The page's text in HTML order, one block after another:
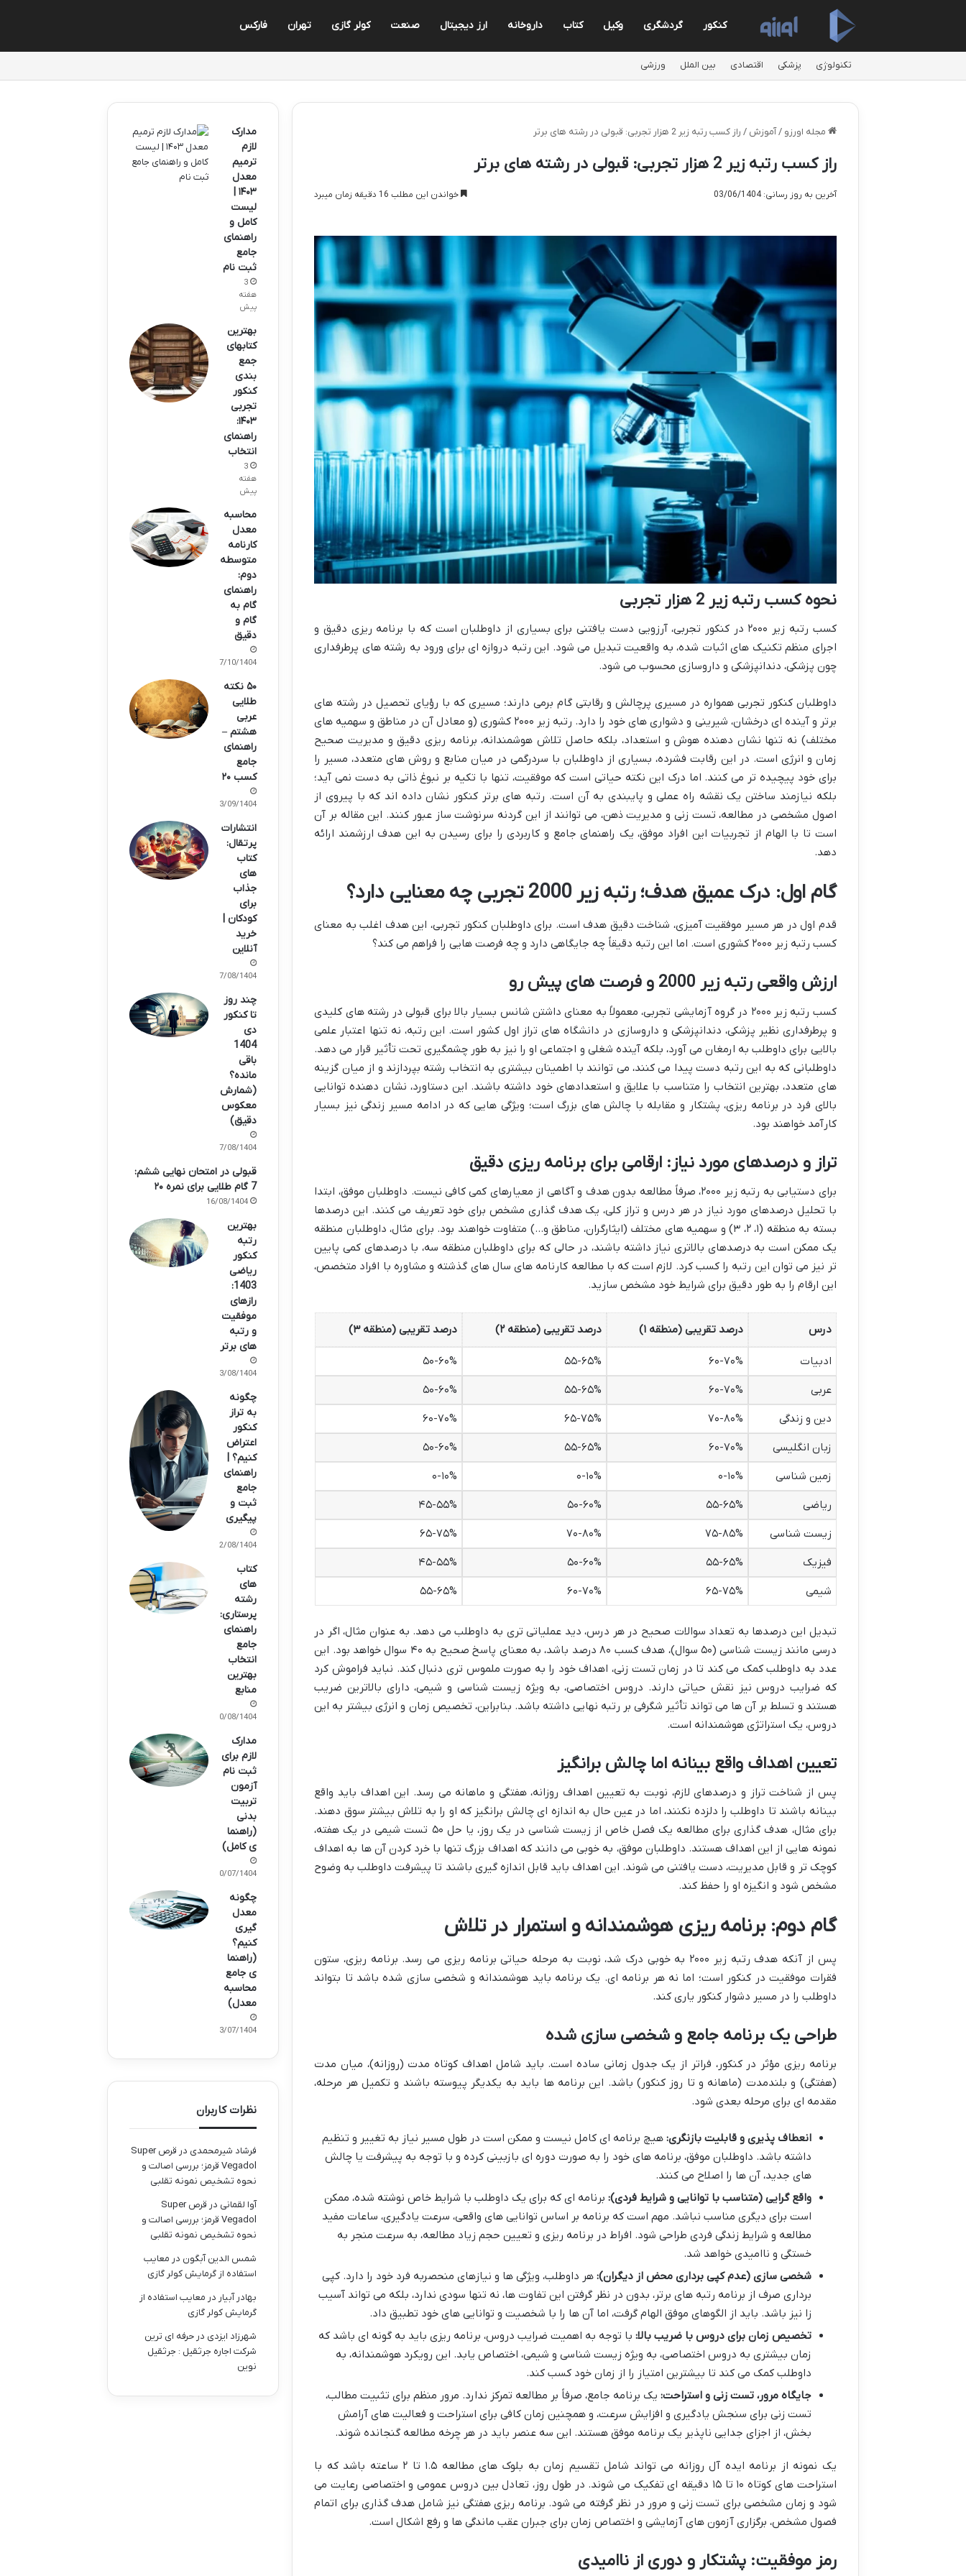
کنکور گردشگری وکیل کتاب داروخانه ارز دیجیتال صنعت کولر گازی تهران فارکس
تکنولوژی پزشکی اقتصادی بین الملل ورزشی
مجله اورزو / آموزش / راز کسب رتبه زیر 2 هزار تجربی: قبولی در رشته های برتر
راز کسب رتبه زیر 2 هزار تجربی: قبولی در رشته های برتر
آخرین به روز رسانی: 03/06/1404 خواندن این مطلب 16 دقیقه زمان میبرد
نحوه کسب رتبه زیر 2 هزار تجربی
کسب رتبه زیر ۲۰۰۰ در کنکور تجربی، آرزویی دست یافتنی برای بسیاری از داوطلبان است که با برنامه ریزی دقیق و
اجرای منظم تکنیک های اثبات شده، به واقعیت تبدیل می شود. این رتبه دروازه ای برای ورود به رشته های پرطرفداری
چون پزشکی، دندانپزشکی و داروسازی محسوب می شود.
داوطلبان کنکور تجربی همواره در مسیری پرچالش و رقابتی گام برمی دارند؛ مسیری که با رؤیای تحصیل در رشته های
برتر و آینده ای درخشان، شیرینی و دشواری های خود را دارد. رتبه زیر ۲۰۰۰ کشوری (و معادل آن در مناطق و سهمیه های
مختلف) نه تنها نشان دهنده هوش و استعداد، بلکه حاصل تلاش هوشمندانه، برنامه ریزی دقیق و مدیریت صحیح
زمان و انرژی است. در این رقابت فشرده، بسیاری از داوطلبان با سردرگمی در میان منابع و روش های متعدد، مسیر را
برای خود پیچیده تر می کنند. اما درک این نکته حیاتی است که موفقیت، تنها با تکیه بر نبوغ ذاتی به دست نمی آید؛
بلکه نیازمند ساختن یک نقشه راه عملی و پایبندی به آن است. رتبه های برتر کنکور نشان داده اند که با پیروی از
اصول مشخصی در مطالعه، تست زنی و مدیریت ذهن، می توانند از این گردنه سرنوشت ساز عبور کنند. این مقاله بر آن
است تا با الهام از تجربیات این افراد موفق، یک راهنمای جامع و کاربردی را برای رسیدن به این هدف ارزشمند ارائه
دهد.
گام اول: درک عمیق هدف؛ رتبه زیر 2000 تجربی چه معنایی دارد؟
قدم اول در هر مسیر موفقیت آمیزی، شناخت دقیق هدف است. برای داوطلبان کنکور تجربی، این هدف اغلب به معنای
کسب رتبه زیر ۲۰۰۰ کشوری است. اما این رتبه دقیقاً چه جایگاهی دارد و چه فرصت هایی را فراهم می کند؟
ارزش واقعی رتبه زیر 2000 و فرصت های پیش رو
کسب رتبه زیر ۲۰۰۰ در گروه آزمایشی تجربی، معمولاً به معنای داشتن شانس بسیار بالا برای قبولی در رشته های کلیدی
و پرطرفداری نظیر پزشکی، دندانپزشکی و داروسازی در دانشگاه های تراز اول کشور است. این رتبه، نه تنها اعتبار علمی
بالایی برای داوطلب به ارمغان می آورد، بلکه آینده شغلی و اجتماعی او را نیز به طور چشمگیری تحت تأثیر قرار می دهد.
داوطلبانی که به این رتبه دست پیدا می کنند، می توانند با اطمینان بیشتری به انتخاب رشته بپردازند و از میان گزینه
های متعدد، بهترین انتخاب را متناسب با علایق و استعدادهای خود داشته باشند. این دستاورد، نشان دهنده توانایی
بالای فرد در برنامه ریزی، پشتکار و مقابله با چالش های بزرگ است؛ ویژگی هایی که در ادامه مسیر زندگی نیز بسیار
کارآمد خواهند بود.
تراز و درصدهای مورد نیاز: ارقامی برای برنامه ریزی دقیق
برای دستیابی به رتبه زیر ۲۰۰۰، صرفاً مطالعه بدون هدف و آگاهی از معیارهای کمی کافی نیست. داوطلبان موفق، ابتدا
با تحلیل درصدهای مورد نیاز در هر درس و تراز کلی، یک هدف گذاری مشخص برای خود تعریف می کنند. این درصدها
بسته به منطقه (۱، ۲، ۳) و سهمیه های مختلف (ایثارگران، مناطق و…) متفاوت خواهند بود. برای مثال، داوطلبان منطقه
یک ممکن است به درصدهای بالاتری نیاز داشته باشند، در حالی که برای داوطلبان منطقه سه، با درصدهای کمی پایین
تر نیز می توان این رتبه را کسب کرد. لازم است که با مطالعه کارنامه های سال های گذشته و مشاوره با افراد متخصص،
این ارقام را به طور دقیق برای شرایط خود مشخص سازید.
درس درصد تقریبی (منطقه ۱) درصد تقریبی (منطقه ۲) درصد تقریبی (منطقه ۳)
ادبیات ۶۰-۷۰% ۵۵-۶۵%
۵۰-۶۰%
عربی
۶۰-۷۰% ۵۵-۶۵%
۵۰-۶۰%
دین و زندگی
۷۰-۸۰% ۶۵-۷۵%
۶۰-۷۰%
زبان انگلیسی
۶۰-۷۰% ۵۵-۶۵%
۵۰-۶۰%
زمین شناسی
۰-۱۰% ۰-۱۰%
۰-۱۰%
ریاضی
۵۵-۶۵% ۵۰-۶۰%
۴۵-۵۵%
زیست شناسی
۷۵-۸۵% ۷۰-۸۰%
۶۵-۷۵%
فیزیک
۵۵-۶۵% ۵۰-۶۰%
۴۵-۵۵%
شیمی
۶۵-۷۵% ۶۰-۷۰% ۵۵-۶۵%
تبدیل این درصدها به تعداد سوالات صحیح در هر درس، دید عملیاتی تری به داوطلب می دهد. به عنوان مثال، اگر در
درسی مانند زیست شناسی (۵۰ سوال)، هدف کسب ۸۰ درصد باشد، به معنای پاسخ صحیح به ۴۰ سوال خواهد بود. این
عدد به داوطلب کمک می کند تا در زمان تست زنی، اهداف خود را به صورت ملموس تری دنبال کند. نباید فراموش کرد
که ضرایب دروس نیز نقش حیاتی دارند. دروس اختصاصی، به ویژه زیست شناسی و شیمی، دارای بالاترین ضریب
هستند و تسلط بر آن ها می تواند تأثیر شگرفی بر رتبه نهایی داشته باشد. بنابراین، تخصیص زمان و انرژی بیشتر به این
دروس، یک استراتژی هوشمندانه است.
تعیین اهداف واقع بینانه اما چالش برانگیز
پس از شناخت تراز و درصدهای لازم، نوبت به تعیین اهداف روزانه، هفتگی و ماهانه می رسد. این اهداف باید واقع
بینانه باشند تا داوطلب را دلزده نکنند، اما در عین حال به اندازه ای چالش برانگیز که او را به تلاش بیشتر سوق دهند.
برای مثال، هدف گذاری برای مطالعه یک فصل خاص از زیست شناسی در یک روز، یا حل ۵۰ تست شیمی در یک هفته،
نمونه هایی از این اهداف هستند. داوطلبان موفق، به خوبی می دانند که اهداف بزرگ تنها با خرد کردن آن ها به اهداف
کوچک تر و قابل مدیریت، دست یافتنی می شوند. این اهداف باید قابل اندازه گیری باشند تا پیشرفت داوطلب به وضوح
مشخص شود و انگیزه او را حفظ کند.
گام دوم: برنامه ریزی هوشمندانه و استمرار در تلاش
پس از آنکه هدف رتبه زیر ۲۰۰۰ به خوبی درک شد، نوبت به مرحله حیاتی برنامه ریزی می رسد. برنامه ریزی، ستون
فقرات موفقیت در کنکور است؛ اما نه هر برنامه ای. یک برنامه باید هوشمندانه و شخصی سازی شده باشد تا بتواند
داوطلب را در مسیر دشوار کنکور یاری کند.
طراحی یک برنامه جامع و شخصی سازی شده
برنامه ریزی مؤثر در کنکور، فراتر از یک جدول زمانی ساده است. باید شامل اهداف کوتاه مدت (روزانه)، میان مدت
(هفتگی) و بلندمدت (ماهانه و تا روز کنکور) باشد. این برنامه ها باید به یکدیگر پیوسته باشند و تکمیل هر مرحله،
مقدمه ای برای مرحله بعدی شود.
انعطاف پذیری و قابلیت بازنگری: هیچ برنامه ای کامل نیست و ممکن است در طول مسیر نیاز به تغییر و تنظیم
داشته باشد. داوطلبان موفق، برنامه های خود را به صورت دوره ای بازبینی کرده و با توجه به پیشرفت یا چالش
های جدید، آن ها را اصلاح می کنند.
واقع گرایی (متناسب با توانایی و شرایط فردی): برنامه ای که برای یک داوطلب با شرایط خاص نوشته شده، ممکن
است برای دیگری مناسب نباشد. مهم است که برنامه بر اساس توانایی های واقعی، سرعت یادگیری، ساعات مفید
مطالعه و شرایط زندگی فردی طراحی شود. افراط در برنامه ریزی و تعیین حجم زیاد مطالعه، به سرعت منجر به
خستگی و ناامیدی خواهد شد.
شخصی سازی (عدم کپی برداری محض از دیگران): هر داوطلب، ویژگی ها و نیازهای منحصربه فرد خود را دارد. کپی
برداری صرف از برنامه رتبه های برتر، بدون در نظر گرفتن این تفاوت ها، نه تنها سودی ندارد، بلکه می تواند آسیب
زا نیز باشد. باید از الگوهای موفق الهام گرفت، اما آن ها را با شخصیت و توانایی های خود تطبیق داد.
تخصیص زمان برای دروس با ضریب بالا: با توجه به اهمیت ضرایب دروس، برنامه ریزی باید به گونه ای باشد که
زمان بیشتری به دروس اختصاصی، به ویژه زیست شناسی و شیمی، اختصاص یابد. این رویکرد هوشمندانه، به
داوطلب کمک می کند تا بیشترین امتیاز را از زمان خود کسب کند.
جایگاه مرور، تست زنی و استراحت: یک برنامه جامع، صرفاً بر مطالعه تمرکز ندارد. مرور منظم برای تثبیت مطالب،
تست زنی برای سنجش یادگیری و افزایش سرعت، و همچنین زمان کافی برای استراحت و فعالیت های آرامش
بخش، از اجزای جدایی ناپذیر یک برنامه موفق هستند. این سه عنصر باید در هر چرخه مطالعه گنجانده شوند.
یک نمونه از برنامه ایده آل روزانه می تواند شامل تقسیم زمان به بلوک های مطالعه ۱.۵ تا ۲ ساعته باشد که با
استراحت های کوتاه ۱۰ تا ۱۵ دقیقه ای تفکیک می شوند. در طول روز، تعادل بین دروس عمومی و اختصاصی رعایت می
شود و زمان مشخصی برای تست زنی و مرور در نظر گرفته می شود. برنامه ریزی هفتگی نیز شامل هدف گذاری برای اتمام
فصول مشخص، برگزاری آزمون های آزمایشی و اختصاص زمان برای جبران عقب ماندگی ها و رفع اشکال است.
رمز موفقیت: پشتکار و دوری از ناامیدی
مدارک
لازم
ترمیم
معدل
۱۴۰۳ |
لیست
کامل و
راهنمای
جامع
ثبت نام
3
هفته
پیش
بهترین
کتابهای
جمع
بندی
کنکور
تجربی
۱۴۰۳:
راهنمای
انتخاب
3
هفته
پیش
محاسبه
معدل
کارنامه
متوسطه
دوم:
راهنمای
گام به
گام و
دقیق
07/10/1404
۵۰ نکته
طلایی
عربی
هشتم –
راهنمای
جامع
کسب ۲۰
03/09/1404
انتشارات
پرتقال:
کتاب
های
جذاب
برای
کودکان |
خرید
آنلاین
17/08/1404
چند روز
تا کنکور
دی
1404
باقی
مانده؟
(شمارش
معکوس
دقیق)
17/08/1404
قبولی در امتحان نهایی ششم:
7 گام طلایی برای نمره ۲۰
16/08/1404
بهترین
رتبه
کنکور
ریاضی
1403:
رازهای
موفقیت
و رتبه
های برتر
13/08/1404
چگونه
به تراز
کنکور
اعتراض
کنیم؟ |
راهنمای
جامع
ثبت و
پیگیری
12/08/1404
کتاب
های
رشته
پرستاری:
راهنمای
جامع
انتخاب
بهترین
منابع
10/08/1404
مدارک
لازم برای
ثبت نام
آزمون
تربیت
بدنی
(راهنما
ی کامل)
30/07/1404
چگونه
معدل
گیری
کنیم؟
(راهنما
ی جامع
محاسبه
معدل)
23/07/1404
نظرات کاربران
فرشاد شیرمحمدی در
قرص Super
Vegadol قرمز؛ بررسی اصالت و
نحوه تشخیص نمونه تقلبی
آوا لقمانی در
قرص Super
Vegadol قرمز؛ بررسی اصالت و
نحوه تشخیص نمونه تقلبی
شمس الدین آبگون در معایب
استفاده از گرمایش کولر گازی
بهادر آبیار در معایب استفاده از
گرمایش کولر گازی
شهرزاد ایزدی در حرفه ای ترین
شرکت اجاره جرثقیل : جرثقیل
نوین